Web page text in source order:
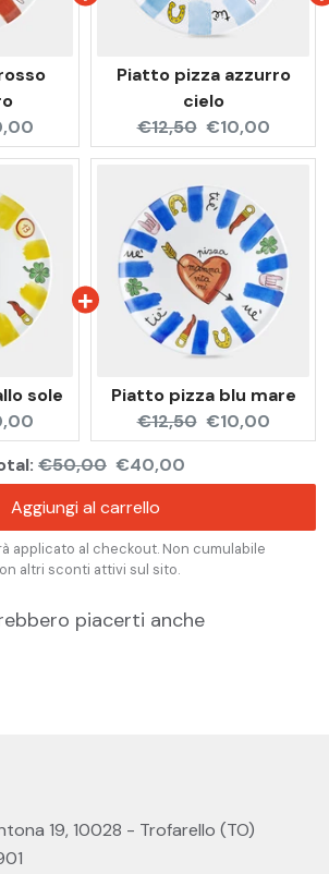
Piatto pizza azzurro
cielo
Original
price:
€12,50 Current
price:
€10,00
sole
Piatto pizza blu mare
Original
price:
€12,50 Current
price:
€10,00
Original
price
€50,00 Discounted
price
€40,00
Aggiungi al carrello
applicato al checkout. Non cumulabile
altri sconti attivi sul sito.
piacerti anche
19, 10028 - Trofarello (TO)